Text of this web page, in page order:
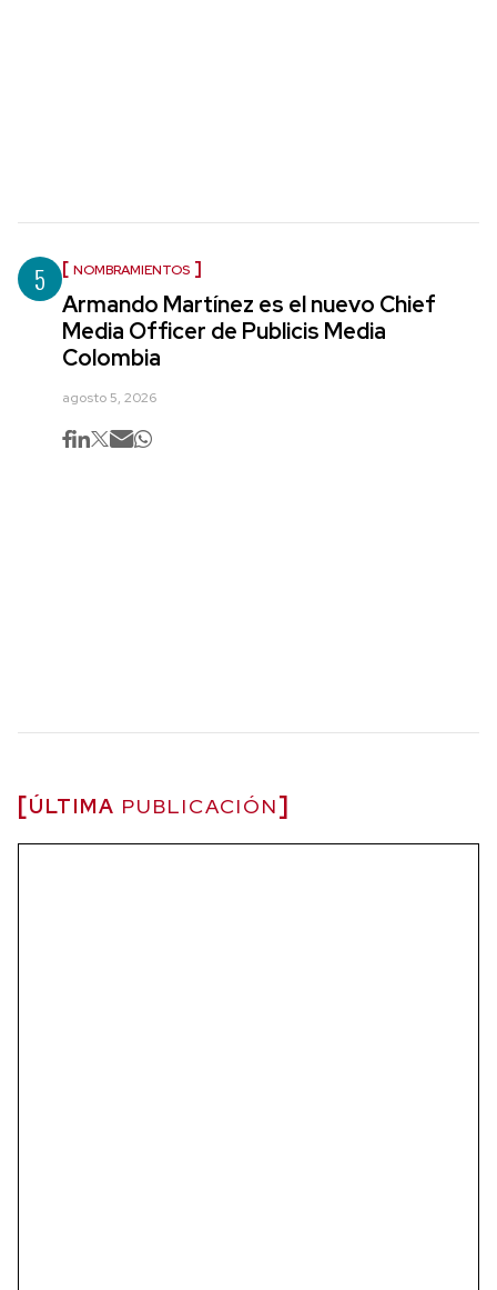
5 NOMBRAMIENTOS
Armando Martínez es el nuevo Chief
Media Officer de Publicis Media
Colombia
agosto 5, 2026
ÚLTIMA PUBLICACIÓN